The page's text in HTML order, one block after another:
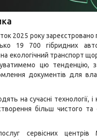
2025 року
19 700 гібридних
екологічний транспорт
цю тенденцію,
документів для
на сучасні технології,
більш чистого та
сервісних